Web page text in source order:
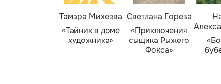
Тамара Михеева
«Тайник в доме
художника»
Светлана Горева
«Приключения
сыщика Рыжего
Фокса»